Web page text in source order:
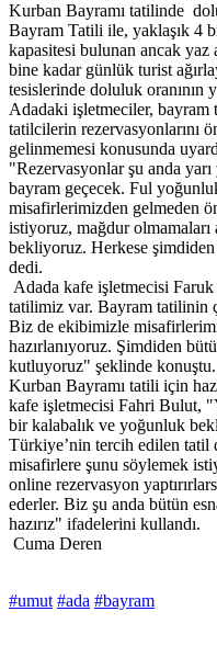
Kurban Bayramı tatilinde
Bayram Tatili ile, yaklaşık 4
kapasitesi bulunan ancak yaz
bine kadar günlük turist
tesislerinde doluluk oranının
Adadaki işletmeciler, bayram
tatilcilerin rezervasyonlarını
gelinmemesi konusunda
"Rezervasyonlar şu anda
bayram geçecek. Ful
misafirlerimizden gelmeden
istiyoruz, mağdur olmamaları
bekliyoruz. Herkese
dedi.
Adada kafe işletmecisi
tatilimiz var. Bayram tatilinin
Biz de ekibimizle
hazırlanıyoruz. Şimdiden
kutluyoruz" şeklinde konuştu.
Kurban Bayramı tatili için
kafe işletmecisi Fahri Bulut,
bir kalabalık ve yoğunluk
Türkiye’nin tercih edilen tatil
misafirlere şunu söylemek
online rezervasyon
ederler. Biz şu anda bütün
hazırız" ifadelerini kullandı.
Cuma Deren
#umut #ada #bayram